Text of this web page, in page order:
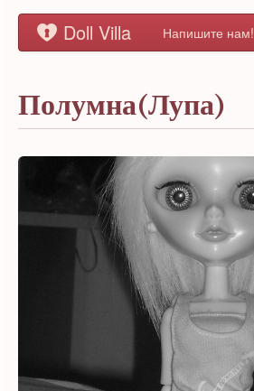
Doll Villa Напишите нам!
Полумна(Лупа)